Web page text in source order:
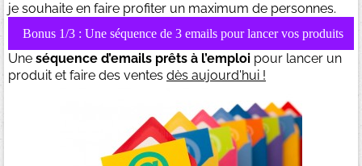
je souhaite en faire profiter un maximum de personnes.
Bonus 1/3 : Une séquence de 3 emails pour lancer vos produits
Une séquence d’emails prêts à l’emploi pour lancer un
produit et faire des ventes dès aujourd'hui !